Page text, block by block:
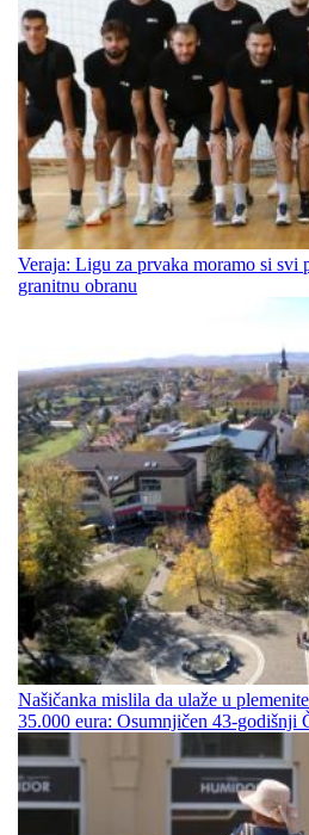
Veraja: Ligu za prvaka moramo si svi
granitnu obranu
Našičanka mislila da ulaže u
35.000 eura: Osumnjičen 43-godišnji